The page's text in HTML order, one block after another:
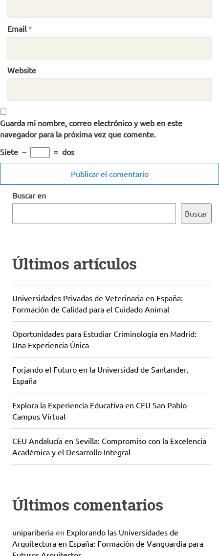
Email *
Website
Guarda mi nombre, correo electrónico y web en este
navegador para la próxima vez que comente.
Siete − = dos
Buscar en
Buscar
Últimos artículos
Universidades Privadas de Veterinaria en España:
Formación de Calidad para el Cuidado Animal
Oportunidades para Estudiar Criminología en Madrid:
Una Experiencia Única
Forjando el Futuro en la Universidad de Santander,
España
Explora la Experiencia Educativa en CEU San Pablo
Campus Virtual
CEU Andalucía en Sevilla: Compromiso con la Excelencia
Académica y el Desarrollo Integral
Últimos comentarios
unipariberia en Explorando las Universidades de
Arquitectura en España: Formación de Vanguardia para